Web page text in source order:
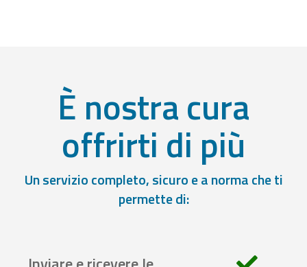
È nostra cura
offrirti di più
Un servizio completo, sicuro e a norma che ti
permette di: